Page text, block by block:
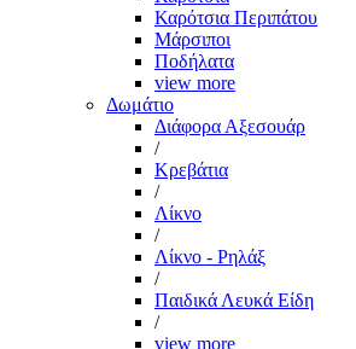
Καρότσια Περιπάτου
Μάρσιποι
Ποδήλατα
view more
Δωμάτιο
Διάφορα Αξεσουάρ
/
Κρεβάτια
/
Λίκνο
/
Λίκνο - Ρηλάξ
/
Παιδικά Λευκά Είδη
/
view more